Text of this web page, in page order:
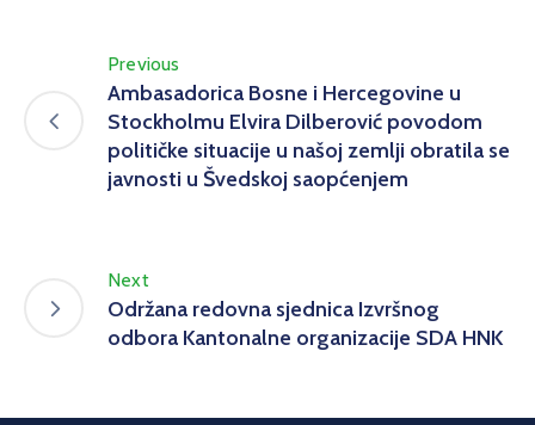
Previous
Ambasadorica Bosne i Hercegovine u
Stockholmu Elvira Dilberović povodom
političke situacije u našoj zemlji obratila se
javnosti u Švedskoj saopćenjem
Next
Održana redovna sjednica Izvršnog
odbora Kantonalne organizacije SDA HNK